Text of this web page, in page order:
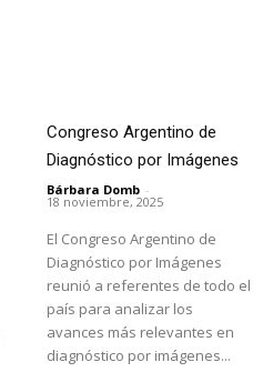
Congreso Argentino de
Diagnóstico por Imágenes
Bárbara Domb -
18 noviembre, 2025
El Congreso Argentino de
Diagnóstico por Imágenes
reunió a referentes de todo el
país para analizar los
avances más relevantes en
diagnóstico por imágenes...